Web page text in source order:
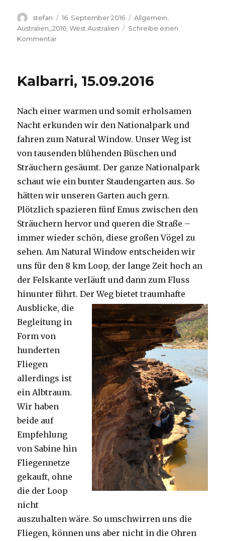
Autor
stefan
Veröffentlicht
am
16. September 2016 Kategorien
Allgemein
Australien_2016 ,West Australien
Schreibe einen
Kommentarzu
Kalbarri, 15.09.2016
Nach einer warmen und somit erholsamen
Nacht erkunden wir den Nationalpark und
fahren zum Natural Window. Unser Weg ist
von tausenden blühenden Büschen und
Sträuchern gesäumt. Der ganze Nationalpark
schaut wie ein bunter Staudengarten aus. So
hätten wir unseren Garten auch gern.
Plötzlich spazieren fünf Emus zwischen den
Sträuchern hervor und queren die Straße –
immer wieder schön, diese großen Vögel zu
sehen. Am Natural Window entscheiden wir
uns für den 8 km Loop, der lange Zeit hoch an
der Felskante verläuft und dann zum Fluss
hinunter führt. Der Weg bietet traumhafte
Ausblicke, die
Begleitung in
Form von
hunderten
Fliegen
allerdings ist
ein Albtraum.
Wir haben
beide auf
Empfehlung
von Sabine hin
Fliegennetze
gekauft, ohne
die der Loop
nicht
auszuhalten wäre. So umschwirren uns die
Fliegen, können uns aber nicht in die Ohren